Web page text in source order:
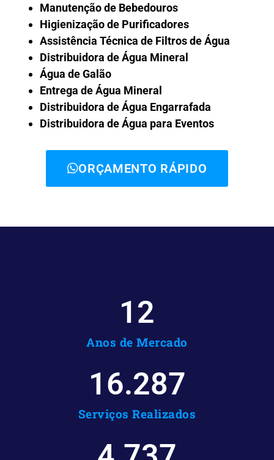
Manutenção de Bebedouros
Higienização de Purificadores
Assistência Técnica de Filtros de Água
Distribuidora de Água Mineral
Água de Galão
Entrega de Água Mineral
Distribuidora de Água Engarrafada
Distribuidora de Água para Eventos
ORÇAMENTO RÁPIDO
Anos de Mercado
12
Serviços Realizados
16.287